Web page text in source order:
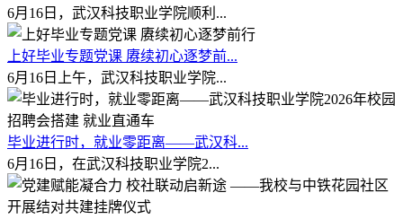
6月16日，武汉科技职业学院顺利...
上好毕业专题党课 赓续初心逐梦前...
6月16日上午，武汉科技职业学院...
毕业进行时，就业零距离——武汉科...
6月16日，在武汉科技职业学院2...